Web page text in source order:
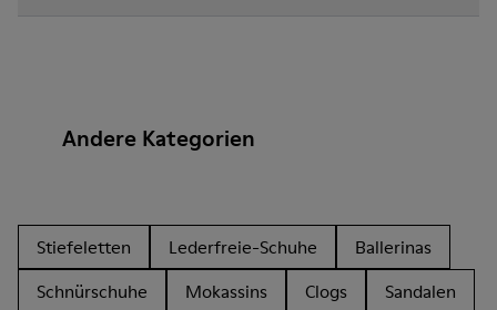
Andere Kategorien
Stiefeletten Lederfreie-Schuhe
Ballerinas
Schnürschuhe
Mokassins Clogs
Sandalen